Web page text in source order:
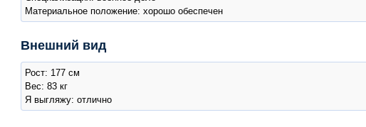
Материальное положение: хорошо обеспечен
Внешний вид
Рост: 177 см
Вес: 83 кг
Я выгляжу: отлично